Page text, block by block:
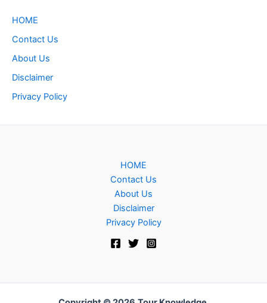
HOME
Contact Us
About Us
Disclaimer
Privacy Policy
HOME
Contact Us
About Us
Disclaimer
Privacy Policy